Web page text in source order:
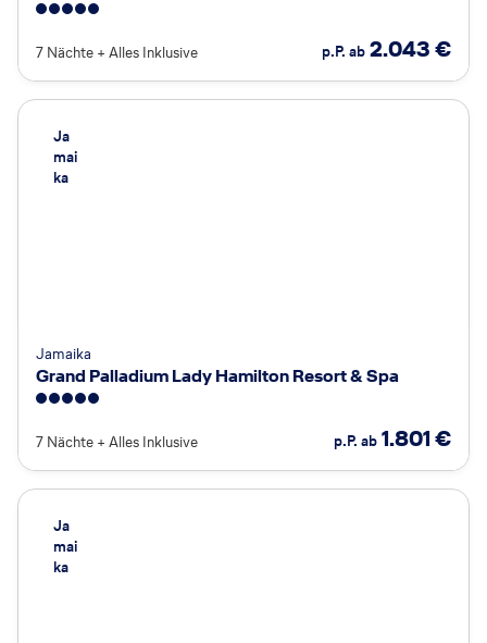
7 Nächte + Alles Inklusive p.P. ab 2.043€
Ja
mai
ka
Jamaika
Grand Palladium Lady Hamilton Resort & Spa
7 Nächte + Alles Inklusive p.P. ab 1.801€
Ja
mai
ka